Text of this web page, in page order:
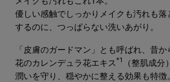
優しい感触でしっかりメイクも汚れも落
するのに、つっぱらない洗いあがり。
「皮膚のガードマン」とも呼ばれ、昔
花のカレンデュラ花エキス*1
（整肌成
潤いを守り、穏やかに整える効果も特徴。